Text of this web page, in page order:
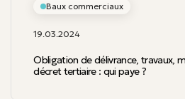
Baux commerciaux
19.03.2024
Obligation de délivrance, travaux,
décret tertiaire : qui paye ?